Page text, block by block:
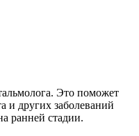
Это поможет
и других заболеваний
ранней стадии.